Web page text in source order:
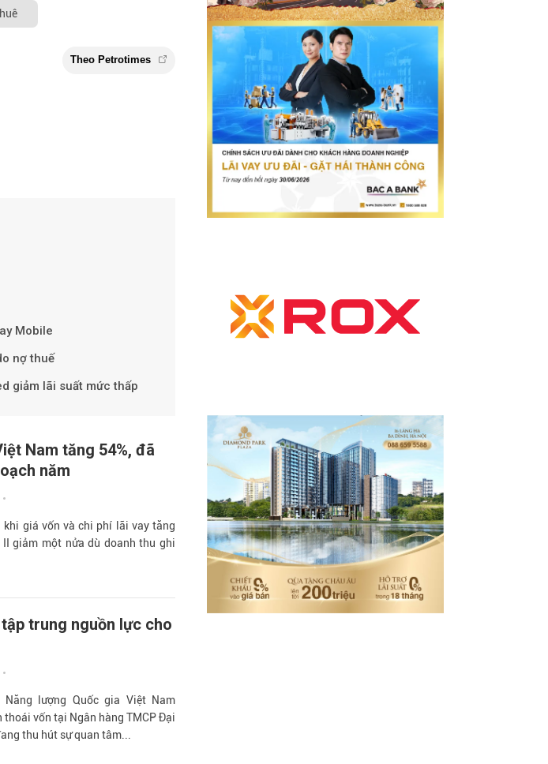
Mobile
nợ thuế
giảm lãi suất mức thấp
Nam tăng 54%, đã
năm
khi giá vốn và chi phí lãi vay tăng
giảm một nửa dù doanh thu ghi
trung nguồn lực cho
lượng Quốc gia Việt Nam
vốn tại Ngân hàng TMCP Đại
thu hút sự quan tâm...